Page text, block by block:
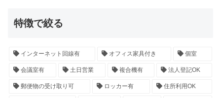
特徴で絞る
インターネット回線有 オフィス家具付き 個室
会議室有 土日営業 複合機有 法人登記OK
郵便物の受け取り可 ロッカー有 住所利用OK